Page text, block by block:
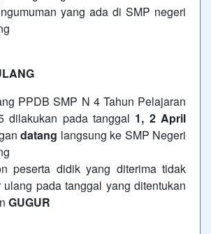
yang ada di SMP negeri
PPDB SMP N 4 Tahun Pelajaran
dilakukan pada tanggal 1, 2 April
datang langsung ke SMP Negeri
peserta didik yang diterima tidak
ulang pada tanggal yang ditentukan
GUGUR